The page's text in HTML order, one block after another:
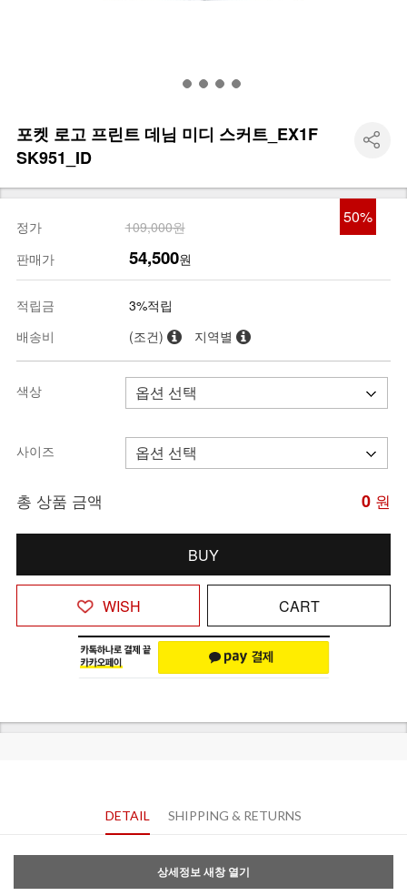
포켓 로고 프린트 데님 미디 스커트_EX1F
SK951_ID
50%
정가
109,000원
판매가
54,500원
적립금
3%적립
배송비
(조건) 지역별
색상
사이즈
총 상품 금액 0 원
BUY
WISH CART
DETAIL SHIPPING & RETURNS
상세정보 새창 열기